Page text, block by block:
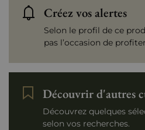
Créez vos alertes
Selon le profil de ce
pas l’occasion de
Découvrir d'autres
Découvrez quelques
selon vos recherches.